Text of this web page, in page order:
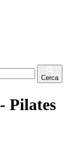
Cerca
Pilates